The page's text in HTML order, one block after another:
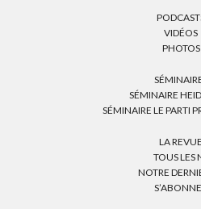
VIDÉOS
PHOTOS
SÉMINAIRE
SÉMINAIRE LE PARTI
LA REVUE
TOUS LES
NOTRE